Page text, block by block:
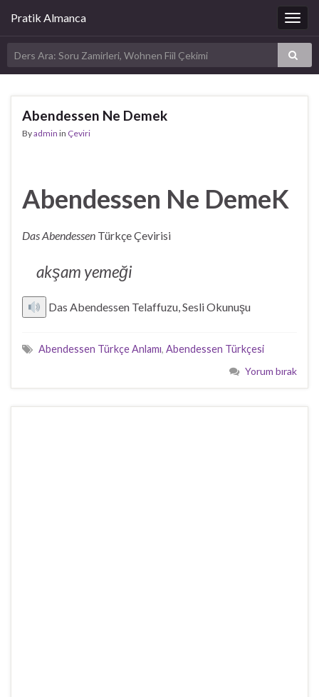
Pratik Almanca
Abendessen Ne Demek
Byadmin in Çeviri
Abendessen Ne DemeK
Das Abendessen Türkçe Çevirisi
akşam yemeği
Das Abendessen Telaffuzu, Sesli Okunuşu
Abendessen Türkçe Anlamı, Abendessen Türkçesi
Yorum bırak